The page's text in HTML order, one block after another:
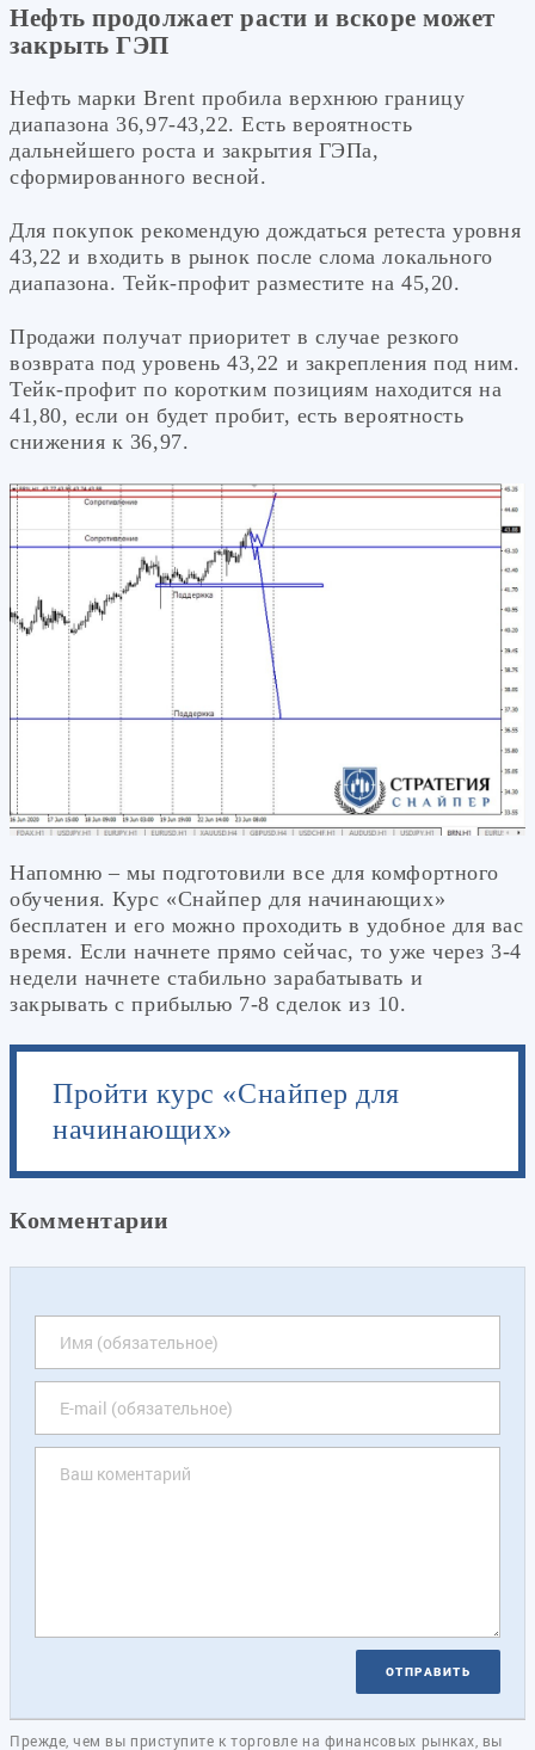
Нефть продолжает расти и вскоре может
закрыть ГЭП
Нефть марки Brent пробила верхнюю границу
диапазона 36,97-43,22. Есть вероятность
дальнейшего роста и закрытия ГЭПа,
сформированного весной.
Для покупок рекомендую дождаться ретеста уровня
43,22 и входить в рынок после слома локального
диапазона. Тейк-профит разместите на 45,20.
Продажи получат приоритет в случае резкого
возврата под уровень 43,22 и закрепления под ним.
Тейк-профит по коротким позициям находится на
41,80, если он будет пробит, есть вероятность
снижения к 36,97.
Напомню – мы подготовили все для комфортного
обучения. Курс «Снайпер для начинающих»
бесплатен и его можно проходить в удобное для вас
время. Если начнете прямо сейчас, то уже через 3-4
недели начнете стабильно зарабатывать и
закрывать с прибылью 7-8 сделок из 10.
Пройти курс «Снайпер для
начинающих»
Комментарии
ОТПРАВИТЬ
Прежде, чем вы приступите к торговле на финансовых рынках, вы